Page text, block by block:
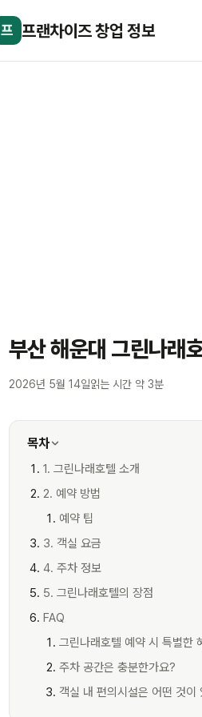
프 프랜차이즈 창업 정보
부산 해운대 그린나래
2026년 5월 14일읽는 시간 약 3분
목차
1. 그린나래호텔 소개
2. 예약 방법
예약 팁
3. 객실 요금
4. 주차 정보
5. 그린나래호텔의 장점
FAQ
그린나래호텔 예약 시 특별한
주차 공간은 충분한가요?
객실 내 편의시설은 어떤 것이